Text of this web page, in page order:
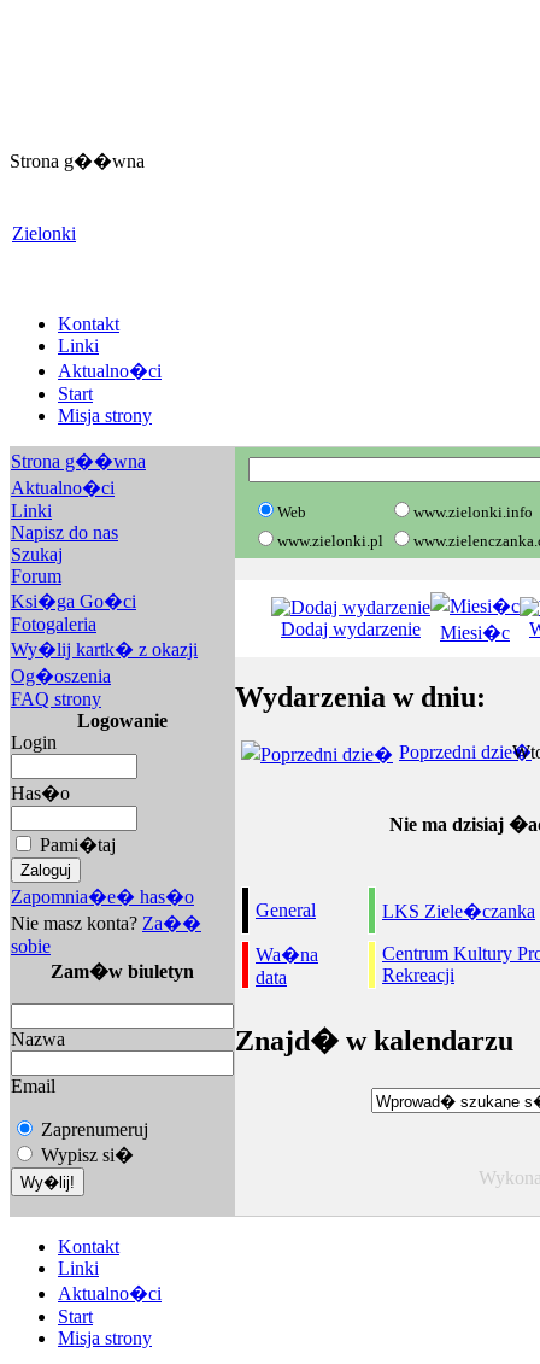
Strona g��wna
Zielonki
Kontakt
Linki
Aktualno�ci
Start
Misja strony
Strona g��wna
Aktualno�ci
Linki
Napisz do nas
Szukaj
Forum
Ksi�ga Go�ci
Fotogaleria
Wy�lij kartk� z okazji
Og�oszenia
FAQ strony
Logowanie
Login
Has�o
Pami�taj
Zapomnia�e� has�o
Nie masz konta? Za��
sobie
Zam�w biuletyn
Nazwa
Email
Zaprenumeruj
Wypisz si�
Web
www.zielonki.info
www.zielonki.pl
Dodaj wydarzenie Miesi�c
Wydarzenia w dniu:
Poprzedni dzie�
Nie ma dzisiaj
General LKS Ziele�czanka
Wa�na
data
Centrum Kultury
Rekreacji
Znajd� w kalendarzu
Kontakt
Linki
Aktualno�ci
Start
Misja strony